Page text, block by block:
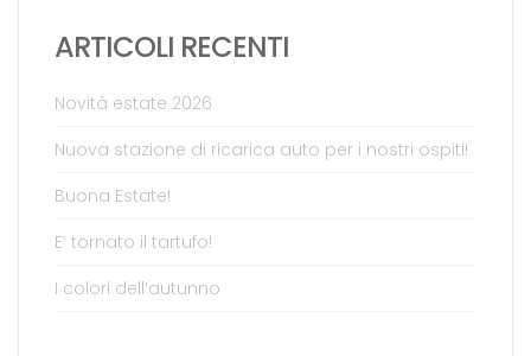
ARTICOLI RECENTI
Novità estate 2026
Nuova stazione di ricarica auto per i nostri ospiti!
Buona Estate!
E’ tornato il tartufo!
I colori dell’autunno